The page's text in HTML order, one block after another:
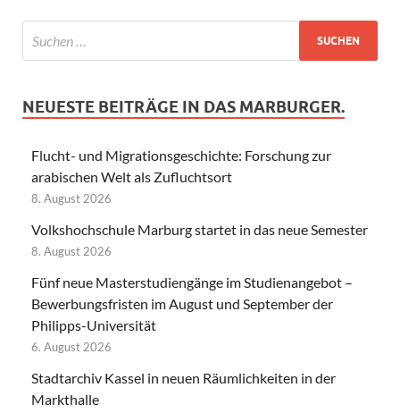
NEUESTE BEITRÄGE IN DAS MARBURGER.
Flucht- und Migrationsgeschichte: Forschung zur
arabischen Welt als Zufluchtsort
8. August 2026
Volkshochschule Marburg startet in das neue Semester
8. August 2026
Fünf neue Masterstudiengänge im Studienangebot –
Bewerbungsfristen im August und September der
Philipps-Universität
6. August 2026
Stadtarchiv Kassel in neuen Räumlichkeiten in der
Markthalle